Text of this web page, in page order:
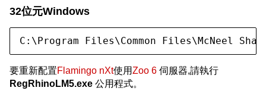
32位元Windows
C:\Program Files\Common Files\McNeel
要重新配置Flamingo nXt使用Zoo 6 伺服器,請執行
RegRhinoLM5.exe 公用程式。